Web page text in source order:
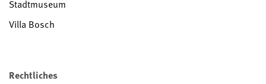
Stadtmuseum
Villa Bosch
Rechtliches